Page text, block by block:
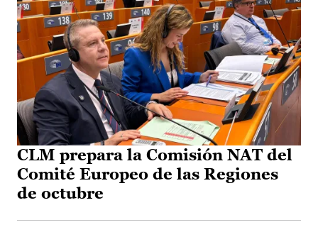
CLM prepara la Comisión NAT del
Comité Europeo de las Regiones
de octubre